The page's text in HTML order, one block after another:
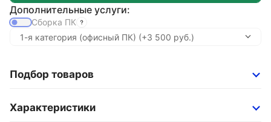
Дополнительные услуги:
Сборка ПК
Подбор товаров
Характеристики